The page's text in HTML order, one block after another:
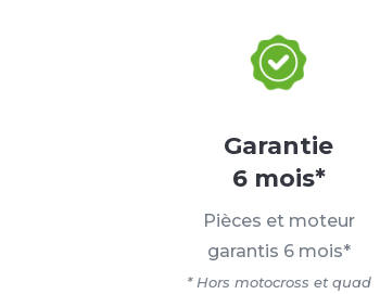
Garantie
6 mois*
Pièces et moteur
garantis 6 mois*
* Hors motocross et quad